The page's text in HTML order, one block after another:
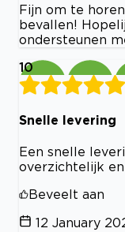
Fijn om te
bevallen!
ondersteunen
10
Snelle levering
Een snelle
overzichtelijk
Beveelt aan
12 January